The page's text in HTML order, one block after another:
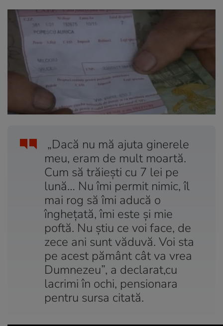
„Dacă nu mă ajuta ginerele
meu, eram de mult moartă.
Cum să trăieşti cu 7 lei pe
lună… Nu îmi permit nimic, îl
mai rog să îmi aducă o
îngheţată, îmi este şi mie
poftă. Nu ştiu ce voi face, de
zece ani sunt văduvă. Voi sta
pe acest pământ cât va vrea
Dumnezeu”, a declarat,cu
lacrimi în ochi, pensionara
pentru sursa citată.